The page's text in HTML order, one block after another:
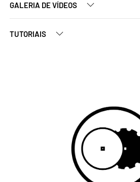
GALERIA DE VÍDEOS
TUTORIAIS